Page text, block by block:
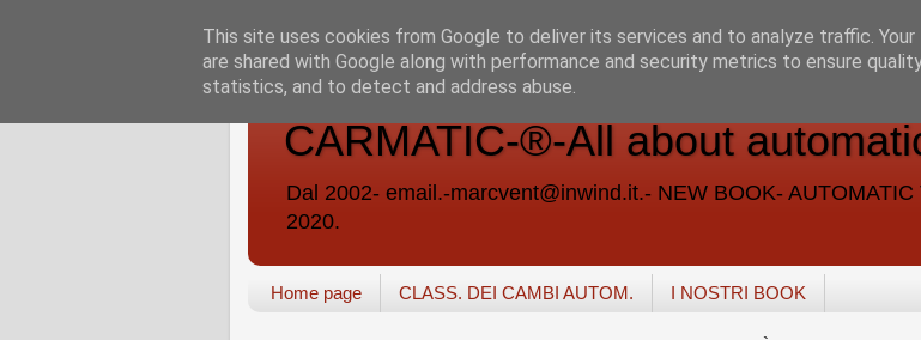
CARMATIC-®-All about
Dal 2002- email.-marcvent@inwind.it.- NEW BOOK-
2020.
Home page CLASS. DEI CAMBI AUTOM. I NOSTRI BOOK
This site uses cookies from Google to deliver its services and to analyze traffic.
are shared with Google along with performance and security metrics to ensure
statistics, and to detect and address abuse.